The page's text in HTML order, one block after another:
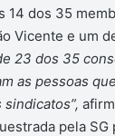
14 dos 35
Vicente e um
23 dos 35
as pessoas
pela SG